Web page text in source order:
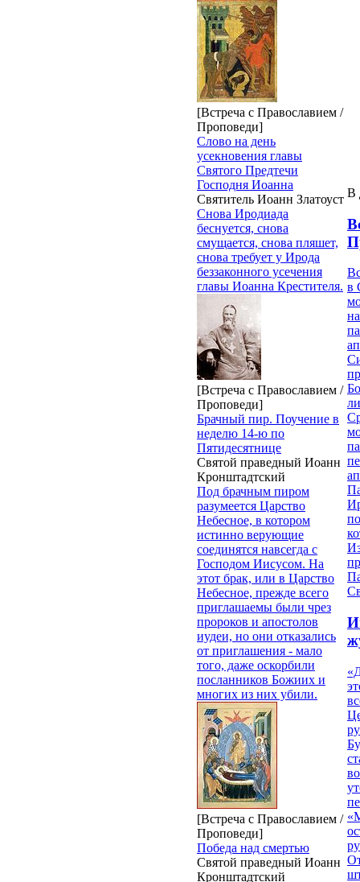
[Встреча с Православием /
Проповеди]
Слово на день
усекновения главы
Святого Предтечи
Господня Иоанна
Святитель Иоанн Златоуст
Снова Иродиада
беснуется, снова
смущается, снова пляшет,
снова требует у Ирода
беззаконного усечения
главы Иоанна Крестителя.
[Встреча с Православием /
Проповеди]
Брачный пир. Поучение в
неделю 14-ю по
Пятидесятнице
Святой праведный Иоанн
Кронштадтский
Под брачным пиром
разумеется Царство
Небесное, в котором
истинно верующие
соединятся навсегда с
Господом Иисусом. На
этот брак, или в Царство
Небесное, прежде всего
приглашаемы были чрез
пророков и апостолов
иудеи, но они отказались
от приглашения - мало
того, даже оскорбили
посланников Божиих и
многих из них убили.
[Встреча с Православием /
Проповеди]
Победа над смертью
Святой праведный Иоанн
Кронштадтский
В
в